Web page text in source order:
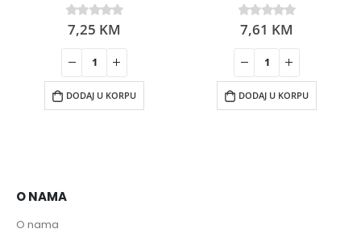
0out of 5
7,25 KM
DODAJ U KORPU
0out of 5
7,61 KM
DODAJ U KORPU
O NAMA
O nama